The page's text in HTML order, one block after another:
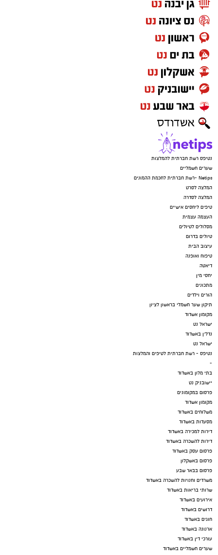
נטיפס רשת חברתית להמלצות
שערים חשמליים
Netips -רשת חברתית לחכמת ההמונים
המלצה לסרט
המלצה לסדרה
טיפים ליחסים אישיים
העצמה עצמית
מסלולים לטיולים
טיולים בדרום
עיצוב הבית
טיפוח ואופנה
דיאטה
יחסי מין
מתכונים
הורים וילדים
תיקון שער חשמלי בראשון לציון
מקומון אשדוד
ישראל נט
נדל"ן באשדוד
ישראל נט
נטיפס - רשת חברתית לטיפים והמלצות
-
בתי מלון באשדוד
יישובניק נט
פרסום במקומונים
מקומון אשדוד
משלוחים באשדוד
מסעדות באשדוד
דירות למכירה באשדוד
דירות להשכרה באשדוד
פרסום עסק באשדוד
פרסום באשקלון
פרסום בבאר שבע
משרדים וחנויות להשכרה באשדוד
שרותי בריאות באשדוד
אירועים באשדוד
דרושים באשדוד
חוגים באשדוד
ארנונה באשדוד
עורכי דין באשדוד
שערים חשמליים באשדוד